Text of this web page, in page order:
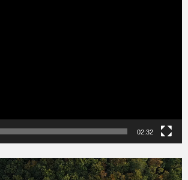
02:32